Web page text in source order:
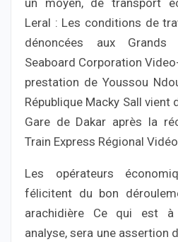
un moyen, de transport
Leral : Les conditions de
dénoncées aux
Seaboard Corporation
prestation de Youssou
République Macky Sall vient
Gare de Dakar après la
Train Express Régional
Les opérateurs
félicitent du bon
arachidière Ce qui est
analyse, sera une assertion